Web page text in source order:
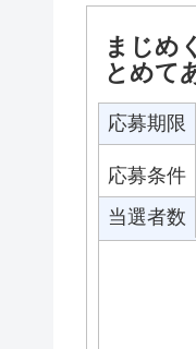
まじめ
とめて
応募期限
応募条件
当選者数